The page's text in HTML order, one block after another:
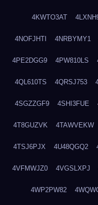
4KWTO3AT
4NOFJHTI 4NRBYMY1
4PE2DGG9 4PW810LS
4QL610TS 4QRSJ753
4SGZZGF9 4SHI3FUE
4T8GUZVK 4TAWVEKW
4TSJ6PJX 4U48QGQ2
4VFMWJZ0 4VGSLXPJ
4WP2PW82